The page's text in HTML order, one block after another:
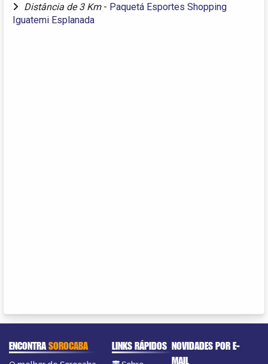
Distância de 3 Km - Paquetá Esportes Shopping
Iguatemi Esplanada
ENCONTRASOROCABA LINKS RÁPIDOS NOVIDADES POR E-
MAIL